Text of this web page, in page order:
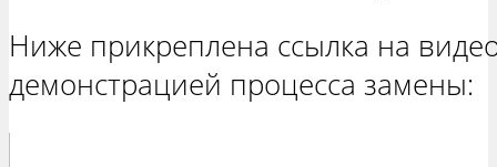
Ниже прикреплена ссылка на
демонстрацией процесса замены: